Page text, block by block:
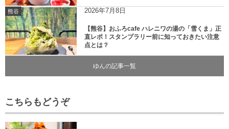
熊谷 2026年7月8日
【熊谷】おふろcafe ハレニワの湯の「雪くま」正
直レポ！スタンプラリー前に知っておきたい注意
点とは？
ゆんの記事一覧
こちらもどうぞ